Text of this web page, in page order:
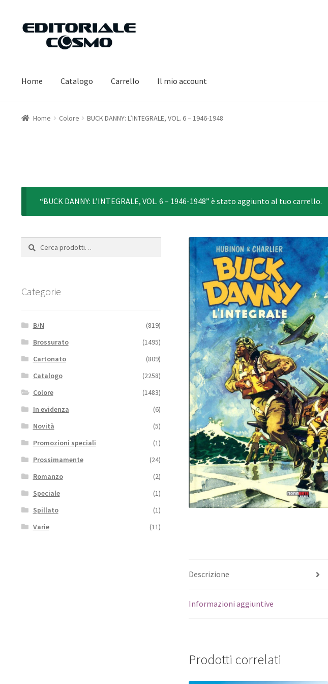
Vai
navigazione
Vai
Home Catalogo Carrello Il mio account
Home Colore BUCK DANNY: L’INTEGRALE, VOL. 6 – 1946-1948
“BUCK DANNY: L’INTEGRALE, VOL. 6 – 1946-1948” è stato aggiunto al tuo carrello.
Descrizione
Informazioni aggiuntive
Prodotti correlati
Cerca:
Cerca
Categorie
B/N
(819)
Brossurato
(1495)
Cartonato
(809)
Catalogo
(2258)
Colore
(1483)
In evidenza
(6)
Novità
(5)
Promozioni speciali
(1)
Prossimamente
(24)
Romanzo
(2)
Speciale
(1)
Spillato
(1)
Varie
(11)